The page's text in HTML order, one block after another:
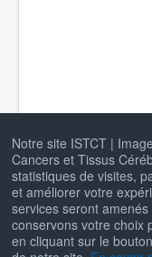
Notre site ISTCT |
Cancers et Tissus
statistiques de visites,
et améliorer votre
services seront
conservons votre choix
en cliquant sur le